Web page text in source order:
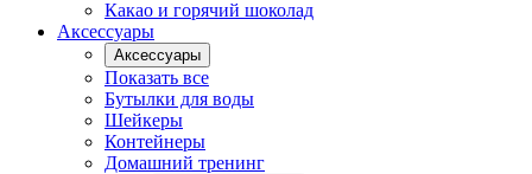
Какао и горячий шоколад
Аксессуары
Аксессуары
Показать все
Бутылки для воды
Шейкеры
Контейнеры
Домашний тренинг